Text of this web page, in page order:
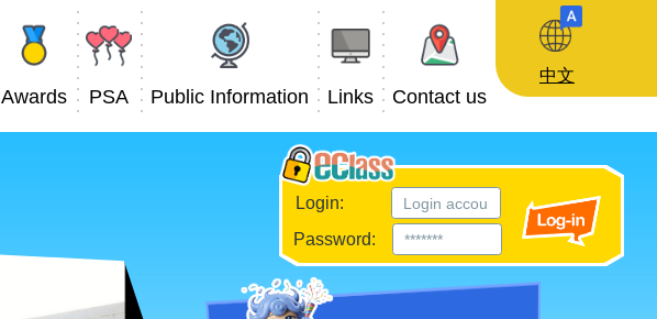
Awards PSA Public Information Links Contact us
中文
Login:
Password: